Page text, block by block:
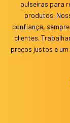
pulseiras para
produtos.
confiança,
clientes.
preços justos e